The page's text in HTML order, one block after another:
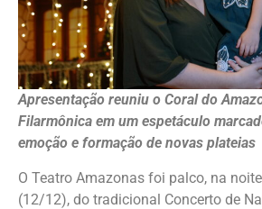
Apresentação reuniu o Coral do
Filarmônica em um espetáculo
emoção e formação de novas plateias
O Teatro Amazonas foi palco, na
(12/12), do tradicional Concerto de